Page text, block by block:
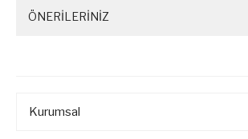
ÖNERİLERİNİZ
Kurumsal